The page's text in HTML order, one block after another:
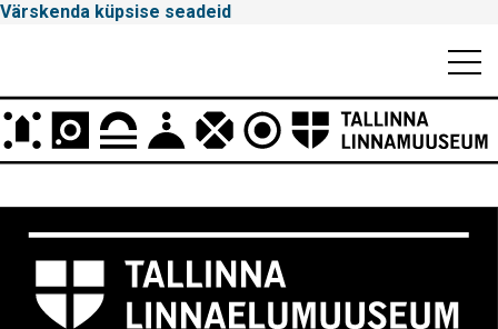
Värskenda küpsise seadeid
Peamenüü